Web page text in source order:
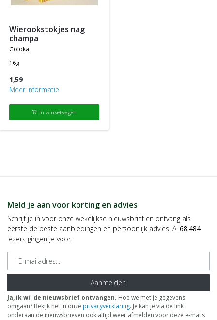
producten die tegen de normale of standaard verkoopprijs
wierookstokjes nag
champa
goloka
16g
1,59
Meer informatie
shopping_cart In winkelwagen
Meld je aan voor korting en advies
Schrijf je in voor onze wekelijkse nieuwsbrief en ontvang als
eerste de beste aanbiedingen en persoonlijk advies. Al 68.484
lezers gingen je voor.
E-mailadres
Aanmelden
Ja, ik wil de nieuwsbrief ontvangen. Hoe we met je gegevens
omgaan? Bekijk het in onze privacyverklaring. Je kan je via de link
onderaan de nieuwsbrieven ook altijd weer afmelden voor deze e-mails